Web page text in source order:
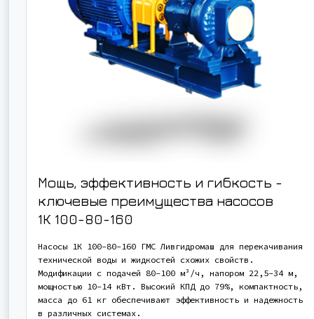
Мощь, эффективность и гибкость -
ключевые преимущества насосов
1К 100-80-160
Насосы 1К 100-80-160 ГМС Ливгидромаш для перекачивания
технической воды и жидкостей схожих свойств.
Модификации с подачей 80-100 м³/ч, напором 22,5-34 м,
мощностью 10-14 кВт. Высокий КПД до 79%, компактность,
масса до 61 кг обеспечивают эффективность и надежность
в различных системах.